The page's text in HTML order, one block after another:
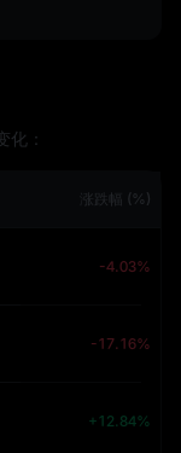
化：
涨跌幅 (%)
-4.03%
-17.16%
+12.84%